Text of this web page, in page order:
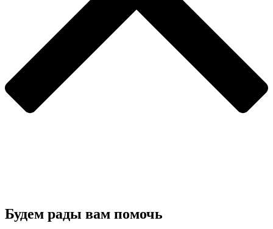
Будем рады вам помочь